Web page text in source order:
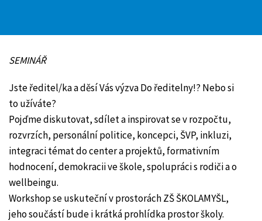
SEMINÁŘ
Jste ředitel/ka a děsí Vás výzva Do ředitelny!? Nebo si
to užíváte?
Pojďme diskutovat, sdílet a inspirovat se v rozpočtu,
rozvrzích, personální politice, koncepci, ŠVP, inkluzi,
integraci témat do center a projektů, formativním
hodnocení, demokracii ve škole, spolupráci s rodiči a o
wellbeingu.
Workshop se uskuteční v prostorách ZŠ ŠKOLAMYŠL,
jeho součástí bude i krátká prohlídka prostor školy.